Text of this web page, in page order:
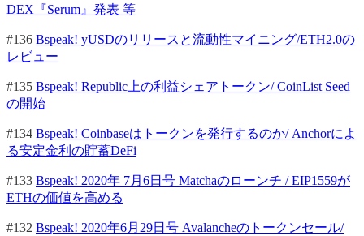
DEX『Serum』発表 等
#136 Bspeak! yUSDのリリースと流動性マイニング/ETH2.0の
レビュー
#135 Bspeak! Republic上の利益シェアトークン/ CoinList Seed
の開始
#134 Bspeak! Coinbaseはトークンを発行するのか/ Anchorによ
る安定金利の貯蓄DeFi
#133 Bspeak! 2020年 7月6日号 Matchaのローンチ / EIP1559が
ETHの価値を高める
#132 Bspeak! 2020年6月29日号 Avalancheのトークンセール/